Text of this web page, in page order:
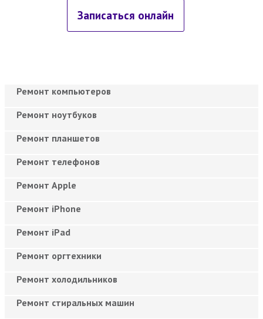
Записаться онлайн
Ремонт компьютеров
Ремонт ноутбуков
Ремонт планшетов
Ремонт телефонов
Ремонт Apple
Ремонт iPhone
Ремонт iPad
Ремонт оргтехники
Ремонт холодильников
Ремонт стиральных машин